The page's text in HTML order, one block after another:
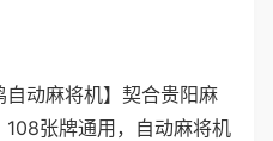
自动麻将机】契合贵阳麻
张牌通用，自动麻将机